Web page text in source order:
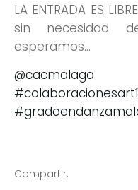
LA ENTRADA ES
sin necesidad
esperamos…
@cacmalaga
Compartir: